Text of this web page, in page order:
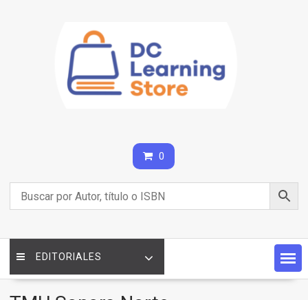
0
EDITORIALES